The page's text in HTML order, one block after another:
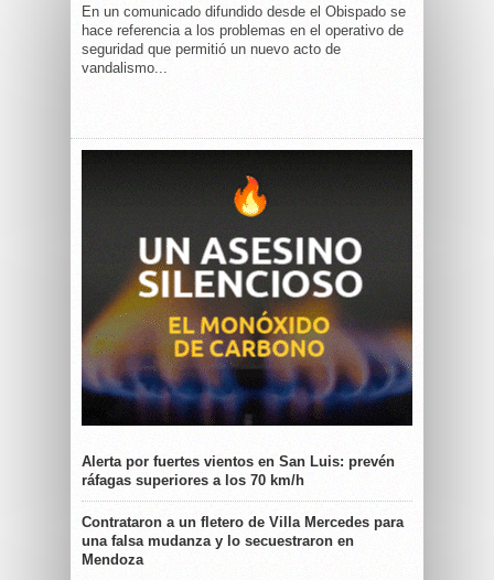
En un comunicado difundido desde el Obispado se
hace referencia a los problemas en el operativo de
seguridad que permitió un nuevo acto de
vandalismo...
Alerta por fuertes vientos en San Luis: prevén
ráfagas superiores a los 70 km/h
Contrataron a un fletero de Villa Mercedes para
una falsa mudanza y lo secuestraron en
Mendoza